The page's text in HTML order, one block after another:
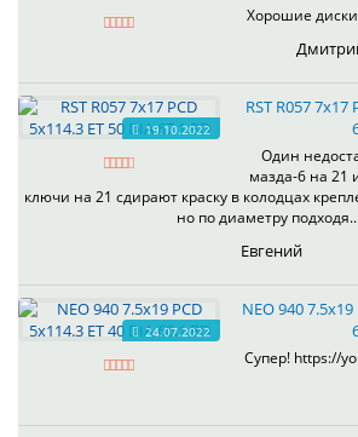
Хорошие
19.10.2022
RST R057 7x17
Один
мазда-6 на 21
ключи на 21 сдирают краску в колодцах
но по диаметру подходя..
Евгений
24.07.2022
NEO 940 7.5x19
Супер! https://